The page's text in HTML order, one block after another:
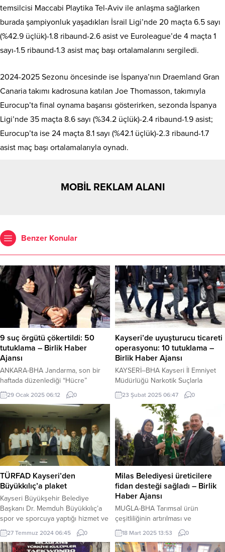
temsilcisi Maccabi Playtika Tel-Aviv ile anlaşma sağlarken
burada şampiyonluk yaşadıkları İsrail Ligi’nde 20 maçta 6.5 sayı
(%42.9 üçlük)-1.8 ribaund-2.6 asist ve Euroleague’de 4 maçta 1
sayı-1.5 ribaund-1.3 asist maç başı ortalamalarını sergiledi.
2024-2025 Sezonu öncesinde ise İspanya’nın Draemland Gran
Canaria takımı kadrosuna katılan Joe Thomasson, takımıyla
Eurocup’ta final oynama başarısı gösterirken, sezonda İspanya
Ligi’nde 35 maçta 8.6 sayı (%34.2 üçlük)-2.4 ribaund-1.9 asist;
Eurocup’ta ise 24 maçta 8.1 sayı (%42.1 üçlük)-2.3 ribaund-1.7
asist maç başı ortalamalarıyla oynadı.
MOBİL REKLAM ALANI
Benzer Konular
9 suç örgütü çökertildi: 50
tutuklama – Birlik Haber
Ajansı
ANKARA-BHA Jandarma, son bir
haftada düzenlediği “Hücre”
operasyonları ile 9 ayrı organize
suç örgütünü çökertti.
Operasyonlar sonucunda 76
şüpheli yakalanırken, bunlardan
50’si tutuklandı, 25’i hakkında adli
kontrol kararı verildi ve 1 kişi için
işlemler devam ediyor. İçişleri
Bakanı Ali Yerlikaya, Aksaray,
Kırşehir, Hatay, Balıkesir, İstanbul,
Tunceli, İzmir, Kahramanmaraş ve
Antalya...
29 Ocak 2025 06:12 0
Kayseri’de uyuşturucu ticareti
operasyonu: 10 tutuklama –
Birlik Haber Ajansı
KAYSERİ–BHA Kayseri İl Emniyet
Müdürlüğü Narkotik Suçlarla
Mücadele Şube Müdürlüğü
ekiplerinin düzenlediği
operasyonda, şüphelilerin
ikametlerinde ve üzerlerinde
yapılan aramalarda 884 sentetik
hap ile farklı miktarlarda uyuşturucu
madde ele geçirildi. Mehmetçik
üşümesin Olayla bağlantılı olarak
20 şüpheli hakkında adli işlem
yapılırken, gözaltına alınan 10 kişi,
çıkarıldıkları nöbetçi hakimlikçe
tutuklanarak cezaevine
gönderildi....
23 Şubat 2025 06:47 0
TÜRFAD Kayseri’den
Büyükkılıç’a plaket
Kayseri Büyükşehir Belediye
Başkanı Dr. Memduh Büyükkılıç’a
spor ve sporcuya yaptığı hizmet ve
gösterdiği desteklerden dolayı
Türkiye Futbol Antrenörleri
Derneği Kayseri Şube Başkanı
27 Temmuz 2024 06:45 0
Milas Belediyesi üreticilere
fidan desteği sağladı – Birlik
Haber Ajansı
MUĞLA-BHA Tarımsal ürün
çeşitliliğinin artırılması ve
sürdürülebilir kırsal kalkınmanın
sağlanması için önemli projeler
hayata geçiren Milas Belediyesi
18 Mart 2025 13:53 0